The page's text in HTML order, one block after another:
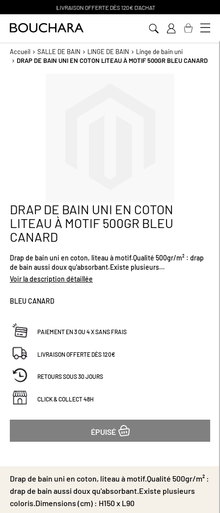
PAIEMENT EN 3 SANS FRAIS
Accueil SALLE DE BAIN LINGE DE BAIN
Linge de bain uni
DRAP DE BAIN UNI EN COTON LITEAU À MOTIF 500GR BLEU CANARD
Passer
au
début
de
la
Galerie
d’images
DRAP DE BAIN UNI EN COTON
LITEAU À MOTIF 500GR BLEU
CANARD
Drap de bain uni en coton, liteau à motif.Qualité 500gr/m² : drap
de bain aussi doux qu'absorbant.Existe plusieurs
coloris.Dimensions (cm) : H150 x L90
Voir la description détaillée
BLEU CANARD
PAIEMENT EN 3 OU 4 X SANS FRAIS
LIVRAISON OFFERTE DÈS 120€
RETOURS SOUS 30 JOURS
CLICK & COLLECT 48H
ÉPUISÉ
Drap de bain uni en coton, liteau à motif.Qualité 500gr/m² :
drap de bain aussi doux qu'absorbant.Existe plusieurs
coloris.Dimensions (cm) : H150 x L90